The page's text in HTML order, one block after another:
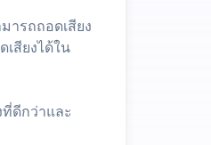
เปลี่ยนแปลงที่สำคัญสำหรับ
ารถถอดเสียง
สียงได้ใน
ดีกว่าและ